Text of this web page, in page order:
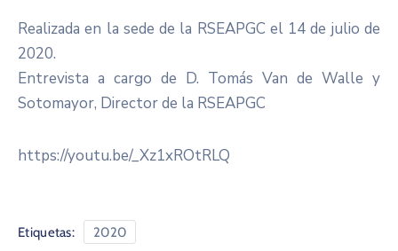
Realizada en la sede de la RSEAPGC el 14 de julio de
2020.
Entrevista a cargo de D. Tomás Van de Walle y
Sotomayor, Director de la RSEAPGC
https://youtu.be/_Xz1xROtRLQ
Etiquetas: 2020